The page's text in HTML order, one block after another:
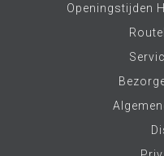
Openingstijden